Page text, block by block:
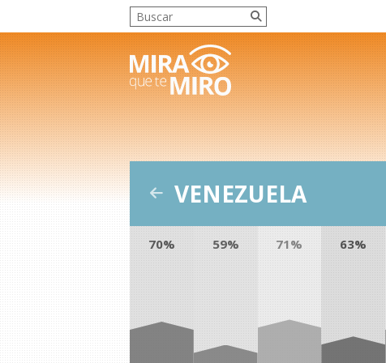
VENEZUELA
70% 59% 71% 63%